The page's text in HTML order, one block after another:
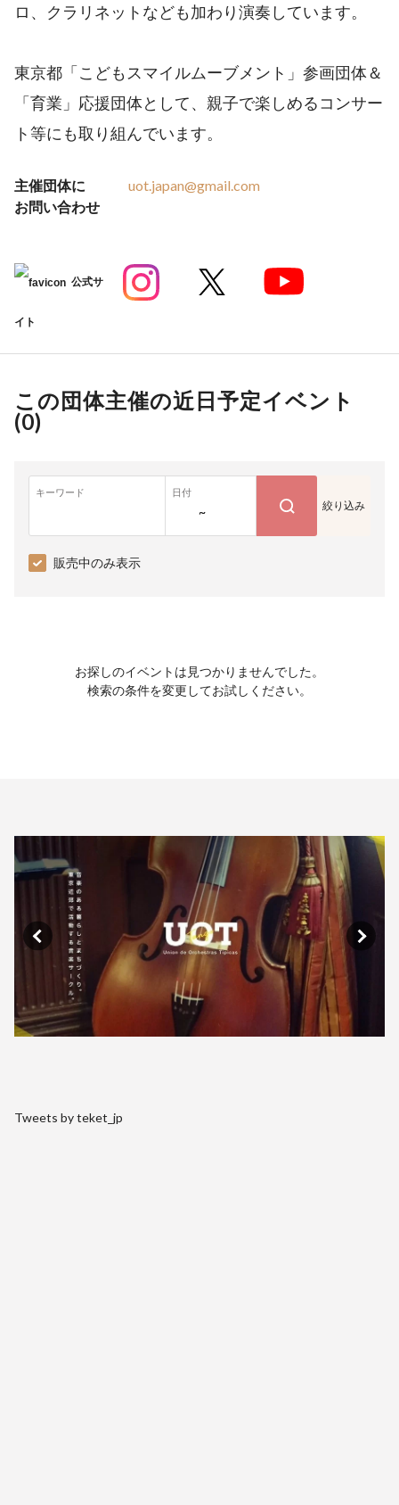
ロ、クラリネットなども加わり演奏しています。
東京都「こどもスマイルムーブメント」参画団体＆
「育業」応援団体として、親子で楽しめるコンサー
ト等にも取り組んでいます。
主催団体に
お問い合わせ
uot.japan@gmail.com
公式サ
イト
この団体主催の近日予定イベント
(0)
キーワード 日付
~ 絞り込み
販売中のみ表示
お探しのイベントは見つかりませんでした。
検索の条件を変更してお試しください。
Tweets by teket_jp